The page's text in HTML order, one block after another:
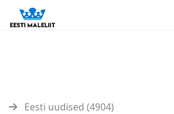
Eesti uudised (4904)